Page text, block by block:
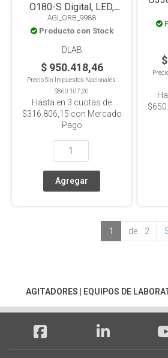
O180-S Digital, LED,
Multifuncional, Con
Timer, Plataforma Doble
Antideslizante, 2kg
AGI_ORB_9988
Producto con Stock
DLAB
$ 950.418,46
Precio Sin Impuestos Nacionales:
$860.107,20
Hasta en 3 cuotas de
$316.806,15 con Mercado
Pago
1 de 2
AGITADORES EQUIPOS DE